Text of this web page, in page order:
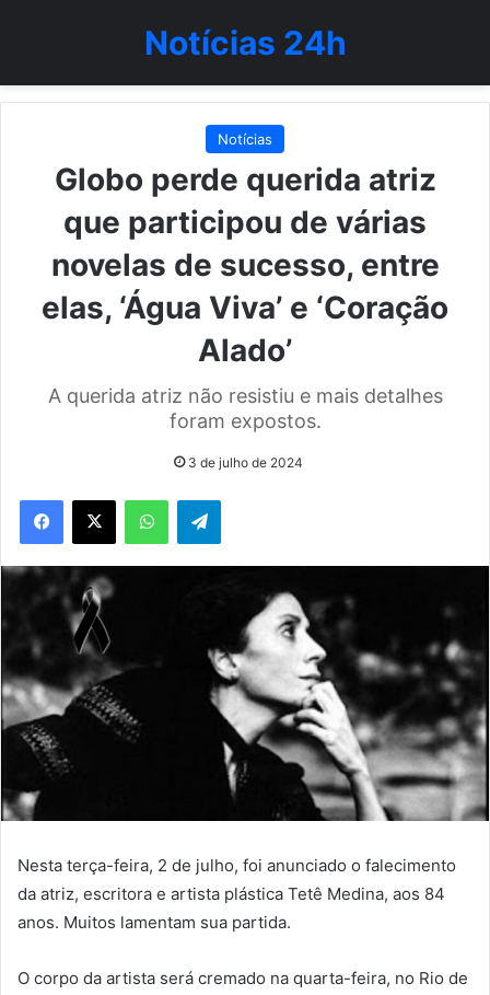
Notícias 24h
Notícias
Globo perde querida atriz
que participou de várias
novelas de sucesso, entre
elas, ‘Água Viva’ e ‘Coração
Alado’
A querida atriz não resistiu e mais detalhes
foram expostos.
3 de julho de 2024
WhatsAppTelegram
Nesta terça-feira, 2 de julho, foi anunciado o falecimento
da atriz, escritora e artista plástica Tetê Medina, aos 84
anos. Muitos lamentam sua partida.
O corpo da artista será cremado na quarta-feira, no Rio de